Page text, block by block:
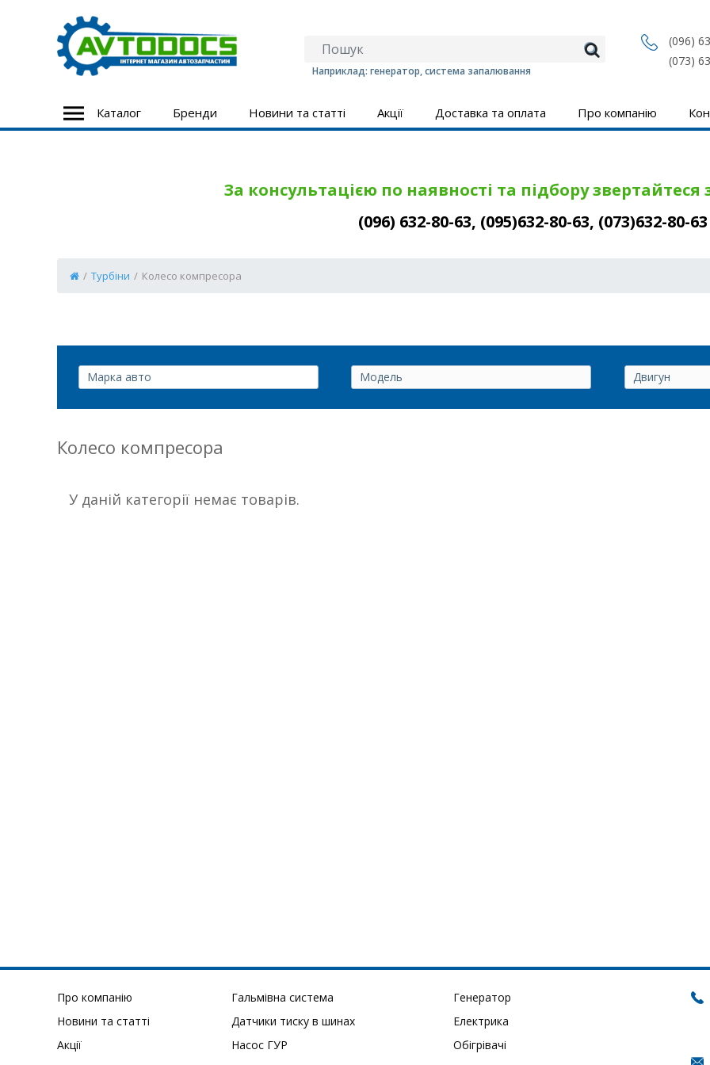
Наприклад: генератор, система запалювання
(096)
(073)
Каталог Бренди Новини та статті Акції Доставка та оплата Про компанію
За консультацією по наявності та підбору
(096) 632-80-63, (095)632-80-63, (073)632-80-63
/ Турбіни / Колесо компресора
Колесо компресора
У даній категорії немає товарів.
Про компанію
Новини та статті
Акції
Гальмівна система
Генератор
Датчики тиску в шинах
Електрика
Насос ГУР
Обігрівачі